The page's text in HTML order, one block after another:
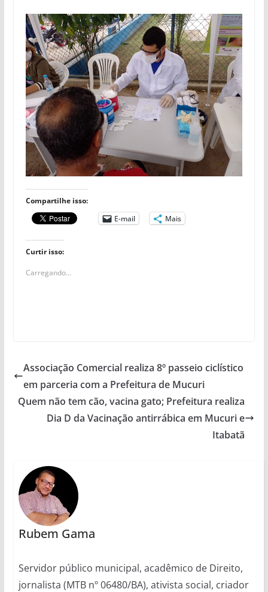
Compartilhe isso:
E-mail
Mais
Curtir isso:
Carregando...
Associação Comercial realiza 8º passeio ciclístico
em parceria com a Prefeitura de Mucuri
Quem não tem cão, vacina gato; Prefeitura realiza
Dia D da Vacinação antirrábica em Mucuri e
Itabatã
Rubem Gama
Servidor público municipal, acadêmico de Direito,
jornalista (MTB nº 06480/BA), ativista social, criador